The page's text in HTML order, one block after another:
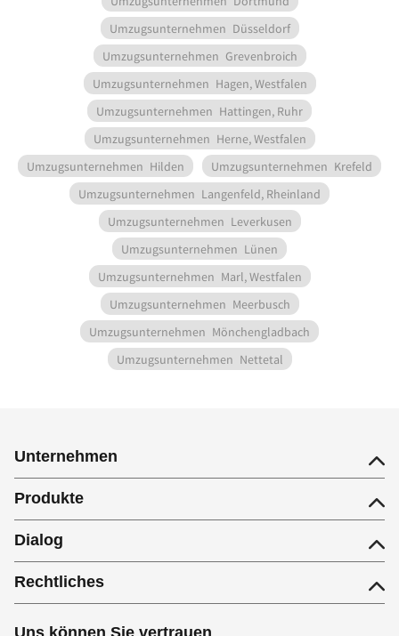
Umzugsunternehmen Düsseldorf
Umzugsunternehmen Grevenbroich
Umzugsunternehmen Hagen, Westfalen
Umzugsunternehmen Hattingen, Ruhr
Umzugsunternehmen Herne, Westfalen
Umzugsunternehmen Hilden Umzugsunternehmen Krefeld
Umzugsunternehmen Langenfeld, Rheinland
Umzugsunternehmen Leverkusen
Umzugsunternehmen Lünen
Umzugsunternehmen Marl, Westfalen
Umzugsunternehmen Meerbusch
Umzugsunternehmen Mönchengladbach
Umzugsunternehmen Nettetal
Unternehmen
Produkte
Dialog
Rechtliches
Uns können Sie vertrauen